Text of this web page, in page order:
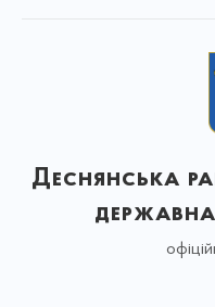
Деснянська
державна